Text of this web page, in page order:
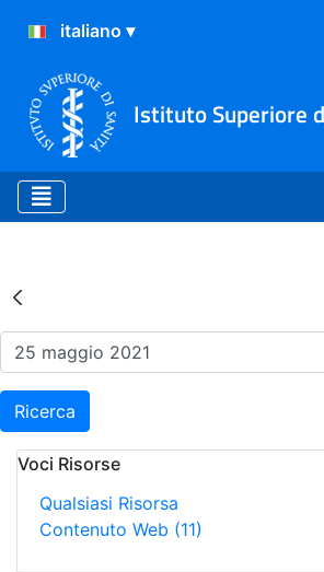
Istituto Superiore
Risultati della
Ricerca
Voci Risorse
Qualsiasi Risorsa
Contenuto Web (11)